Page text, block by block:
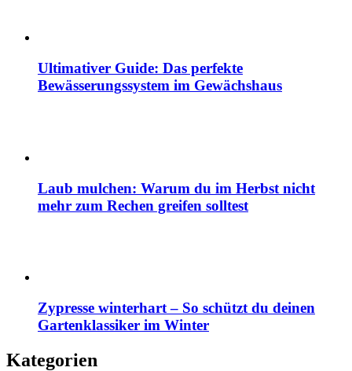
Ultimativer Guide: Das perfekte
Bewässerungssystem im Gewächshaus
Laub mulchen: Warum du im Herbst nicht
mehr zum Rechen greifen solltest
Zypresse winterhart – So schützt du deinen
Gartenklassiker im Winter
Kategorien